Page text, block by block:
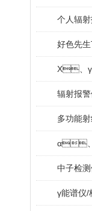
个人辐
好色先
X、γ
辐射报警
多功能
α、
中子检测
γ能谱仪/